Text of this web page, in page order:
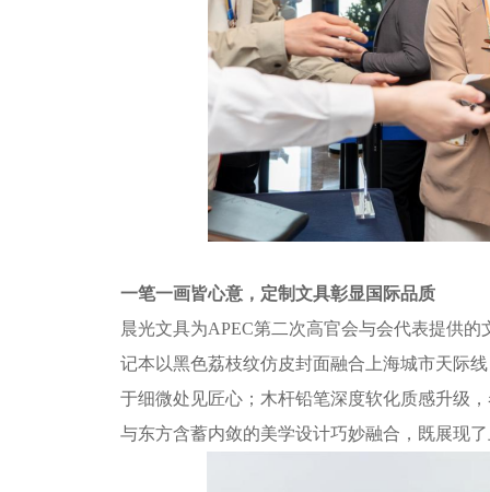
一笔一画皆心意，定制文具彰显国际品质
晨光文具为APEC第二次高官会与会代表提供
记本以黑色荔枝纹仿皮封面融合上海城市天际
于细微处见匠心；木杆铅笔深度软化质感升级
与东方含蓄内敛的美学设计巧妙融合，既展现